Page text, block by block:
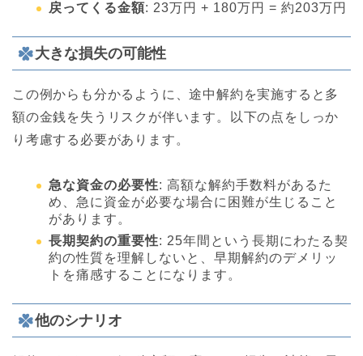
戻ってくる金額: 23万円 + 180万円 = 約203万円
大きな損失の可能性
この例からも分かるように、途中解約を実施すると多
額の金銭を失うリスクが伴います。以下の点をしっか
り考慮する必要があります。
急な資金の必要性: 高額な解約手数料があるた
め、急に資金が必要な場合に困難が生じること
があります。
長期契約の重要性: 25年間という長期にわたる契
約の性質を理解しないと、早期解約のデメリッ
トを痛感することになります。
他のシナリオ